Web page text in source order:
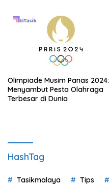
Olimpiade Musim Panas 2024:
Menyambut Pesta Olahraga
Terbesar di Dunia
HashTag
Tasikmalaya Tips